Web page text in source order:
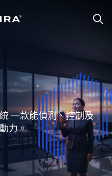
一款能偵測、控制及
力。